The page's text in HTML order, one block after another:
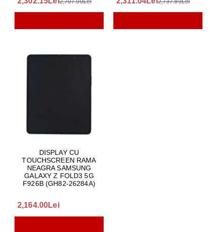
2,707.00Lei 2,737.89Lei
DISPLAY CU
TOUCHSCREEN RAMA
NEAGRA SAMSUNG
GALAXY Z FOLD3 5G
F926B (GH82-26284A)
2,164.00Lei